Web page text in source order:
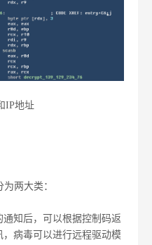
IP地址
两大类：
知后，可以根据控制码返
，病毒可以进行远程驱动模